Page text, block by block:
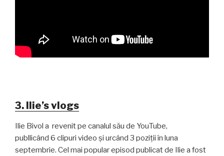
3. Ilie’s vlogs
Ilie Bivol a revenit pe canalul său de YouTube,
publlicând 6 clipuri video și urcând 3 poziții în luna
septembrie. Cel mai popular episod publicat de Ilie a fost